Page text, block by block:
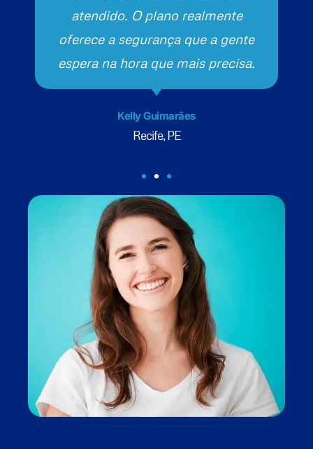
atendido. O plano realmente
oferece a segurança que a gente
espera na hora que mais precisa.
Kelly Guimarães
Recife, PE